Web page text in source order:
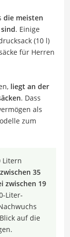
die meisten
. Einige
(10 l)
für Herren
liegt an der
. Dass
als
zum
Litern
35
zwischen 19
Liter-
auf die